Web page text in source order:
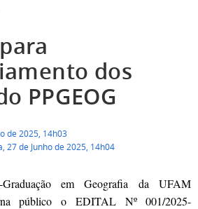
dos
PPGEOG
de 2025, 14h03
27 de Junho de 2025, 14h04
em Geografia da UFAM
público o EDITAL Nº 001/2025-